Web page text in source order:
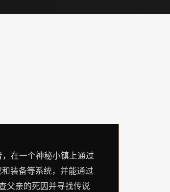
，在一个神秘小镇上通过
装备等系统，并能通过
父亲的死因并寻找传说